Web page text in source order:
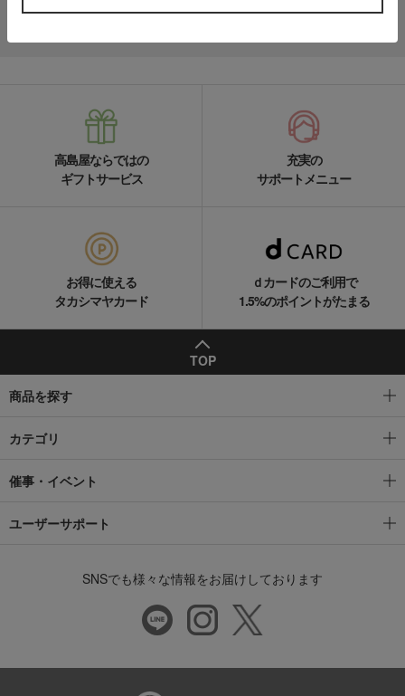
高島屋ならではの
ギフトサービス
充実の
サポートメニュー
お得に使える
タカシマヤカード
ｄカードのご利用で
1.5%のポイントがたまる
TOP
商品を探す
カテゴリ
催事・イベント
ユーザーサポート
SNSでも様々な情報をお届けしております